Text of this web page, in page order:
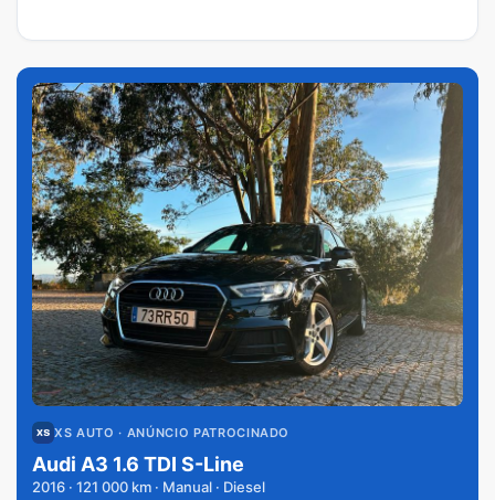
XS AUTO · ANÚNCIO PATROCINADO
Audi A3 1.6 TDI S-Line
2016 · 121 000 km · Manual · Diesel